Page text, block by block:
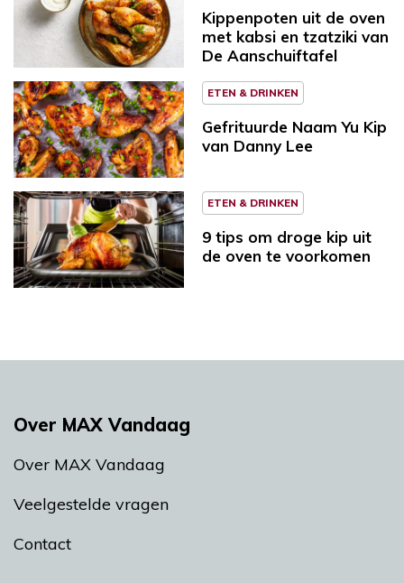
Kippenpoten uit de oven
met kabsi en tzatziki van
De Aanschuiftafel
ETEN & DRINKEN
Gefrituurde Naam Yu Kip
van Danny Lee
ETEN & DRINKEN
9 tips om droge kip uit
de oven te voorkomen
Over MAX Vandaag
Over MAX Vandaag
Veelgestelde vragen
Contact